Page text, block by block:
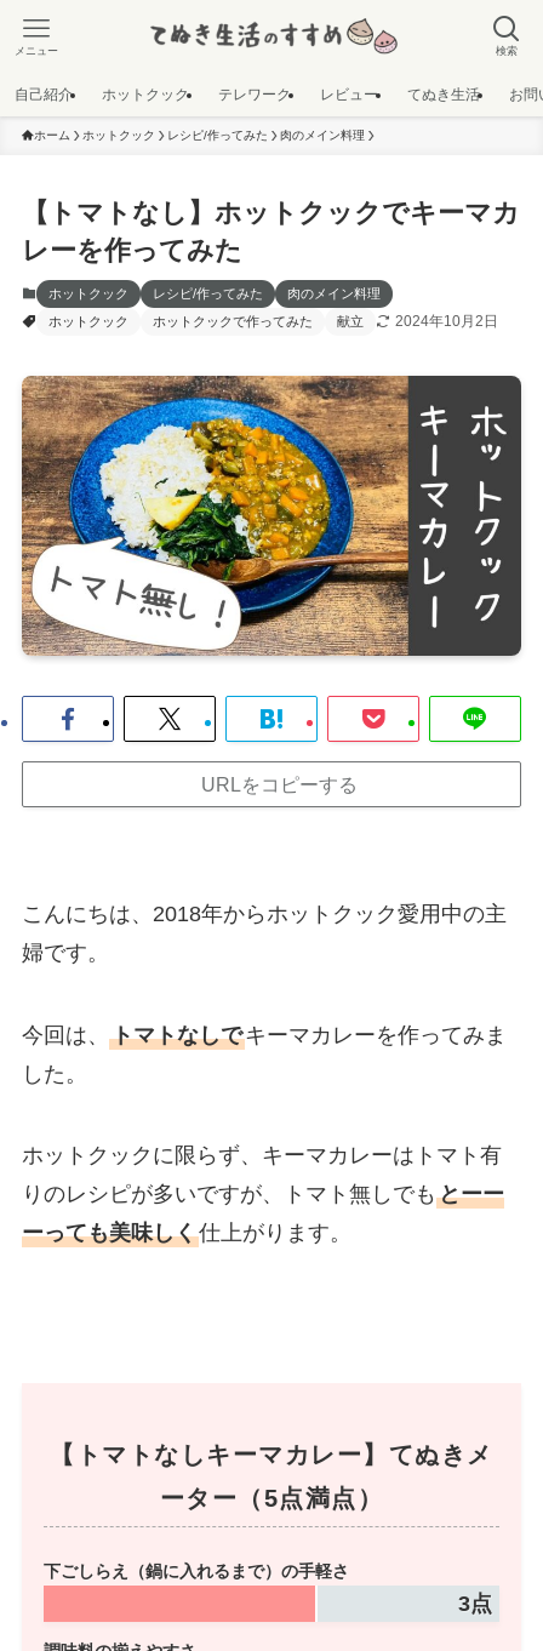
検索
メニュー
自己紹介 ホットクック テレワーク レビュー てぬき生活 お問
ホーム ホットクック レシピ/作ってみた 肉のメイン料理
【トマトなし】ホットクックでキーマカ
レーを作ってみた
ホットクック レシピ/作ってみた
肉のメイン料理
ホットクック
ホットクックで作ってみた 献立 2024年10月2日
URLをコピーする
こんにちは、2018年からホットクック愛用中の主
婦です。
今回は、 トマトなしでキーマカレーを作ってみま
した。
ホットクックに限らず、キーマカレーはトマト有
りのレシピが多いですが、トマト無しでも とーー
ーっても美味しく仕上がります。
【 トマトなしキーマカレー 】てぬきメ
ーター（5点満点）
下ごしらえ （鍋に入れるまで）の手軽さ
3点